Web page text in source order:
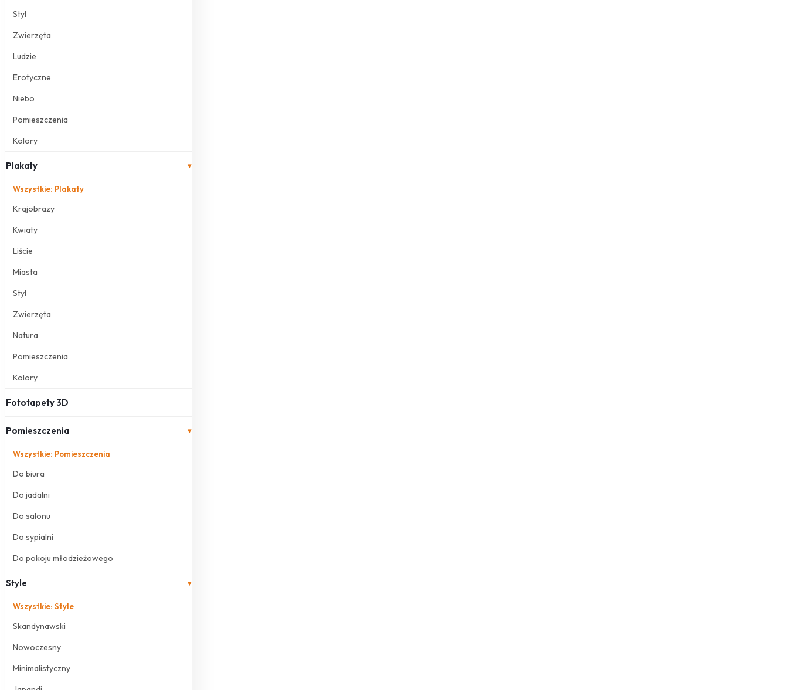
Styl
Zwierzęta
Ludzie
Erotyczne
Niebo
Pomieszczenia
Kolory
Plakaty ▾
Wszystkie: Plakaty
Krajobrazy
Kwiaty
Liście
Miasta
Styl
Zwierzęta
Natura
Pomieszczenia
Kolory
Fototapety 3D
Pomieszczenia ▾
Wszystkie: Pomieszczenia
Do biura
Do jadalni
Do salonu
Do sypialni
Do pokoju młodzieżowego
Style ▾
Wszystkie: Style
Skandynawski
Nowoczesny
Minimalistyczny